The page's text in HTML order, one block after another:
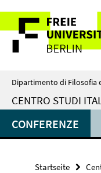
direkt
Inhalt
Service-
Navigation
Dipartimento di Filosofia
CENTRO STUDI
CONFERENZE
Startseite